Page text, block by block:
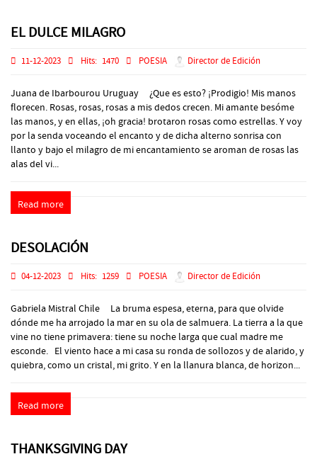
EL DULCE MILAGRO
11-12-2023 Hits: 1470 POESIA Director de Edición
Juana de Ibarbourou Uruguay ¿Que es esto? ¡Prodigio! Mis manos
florecen. Rosas, rosas, rosas a mis dedos crecen. Mi amante besóme
las manos, y en ellas, ¡oh gracia! brotaron rosas como estrellas. Y voy
por la senda voceando el encanto y de dicha alterno sonrisa con
llanto y bajo el milagro de mi encantamiento se aroman de rosas las
alas del vi...
Read more
DESOLACIÓN
04-12-2023 Hits: 1259 POESIA Director de Edición
Gabriela Mistral Chile La bruma espesa, eterna, para que olvide
dónde me ha arrojado la mar en su ola de salmuera. La tierra a la que
vine no tiene primavera: tiene su noche larga que cual madre me
esconde. El viento hace a mi casa su ronda de sollozos y de alarido, y
quiebra, como un cristal, mi grito. Y en la llanura blanca, de horizon...
Read more
THANKSGIVING DAY